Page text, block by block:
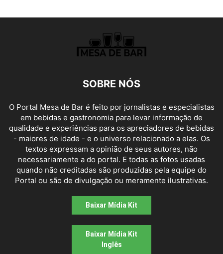
SOBRE NÓS
O Portal Mesa de Bar é feito por jornalistas e especialistas
em bebidas e gastronomia para levar informação de
qualidade e experiências para os apreciadores de bebidas
- maiores de idade - e o universo relacionado a elas. Os
textos expressam a opinião de seus autores, não
necessariamente a do portal. E todas as fotos usadas
quando não creditadas são produzidas pela equipe do
Portal ou são de divulgação ou meramente ilustrativas.
Baixar Mídia Kit
Baixar Mídia Kit
Inglês